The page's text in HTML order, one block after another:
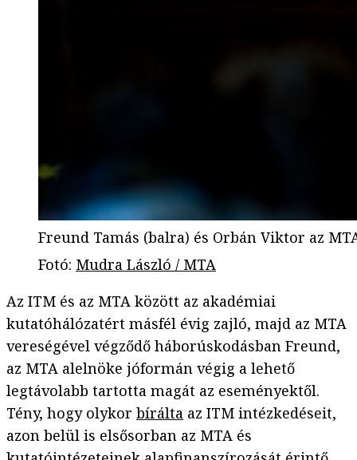
Freund Tamás (balra) és Orbán Viktor az
Fotó: Mudra László / MTA
Az ITM és az MTA között az akadémiai
kutatóhálózatért másfél évig zajló, majd az MTA
vereségével végződő háborúskodásban Freund,
az MTA alelnöke jóformán végig a lehető
legtávolabb tartotta magát az eseményektől.
Tény, hogy olykor bírálta az ITM intézkedéseit,
azon belül is elsősorban az MTA és